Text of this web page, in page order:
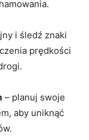
⁣i‍ śledź znaki
prędkości
– planuj ​swoje‌
aby uniknąć